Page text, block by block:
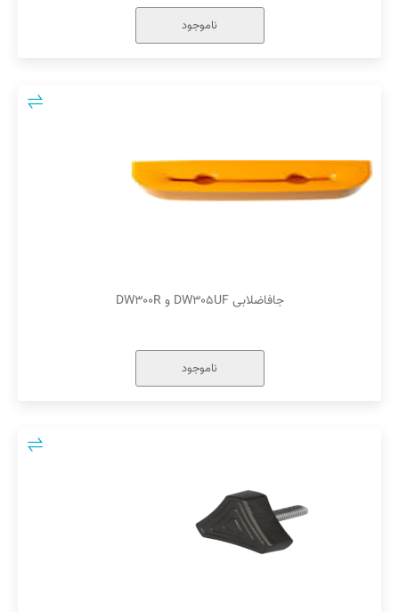
ناموجود
جافاضلابی DW۳۰۵UF و DW۳۰۰R
ناموجود